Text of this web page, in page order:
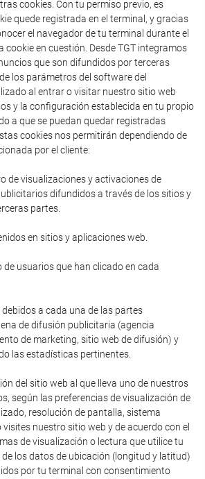
cookies. Con tu permiso previo, es
quede registrada en el terminal, y gracias
el navegador de tu terminal durante el
cookie en cuestión. Desde TGT integramos
que son difundidos por terceras
los parámetros del software del
al entrar o visitar nuestro sitio web
y la configuración establecida en tu propio
a que se puedan quedar registradas
cookies nos permitirán dependiendo de
por el cliente:
de visualizaciones y activaciones de
difundidos a través de los sitios y
partes.
en sitios y aplicaciones web.
de usuarios que han clicado en cada
a cada una de las partes
de difusión publicitaria (agencia
de marketing, sitio web de difusión) y
las estadísticas pertinentes.
del sitio web al que lleva uno de nuestros
según las preferencias de visualización de
resolución de pantalla, sistema
nuestro sitio web y de acuerdo con el
de visualización o lectura que utilice tu
los datos de ubicación (longitud y latitud)
por tu terminal con consentimiento